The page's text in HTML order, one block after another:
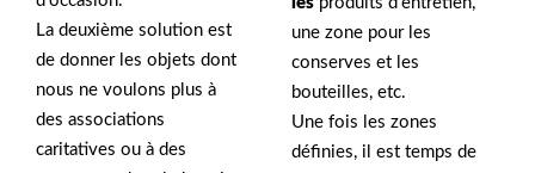
La deuxième solution est
de donner les objets dont
nous ne voulons plus à
des associations
caritatives ou à des
une zone pour les
conserves et les
bouteilles, etc.
Une fois les zones
définies, il est temps de